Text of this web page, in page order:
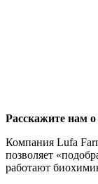
Расскажите нам
Компания Lufa
позволяет
работают